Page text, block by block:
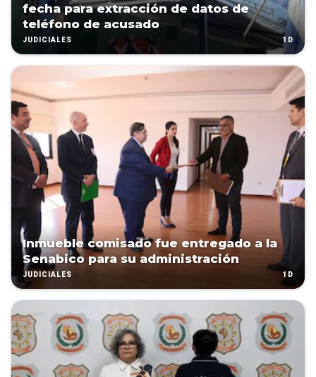
fecha para extracción de datos de
teléfono de acusado
JUDICIALES 1D
Inmueble comisado fue entregado a la
Senabico para su administración
JUDICIALES 1D